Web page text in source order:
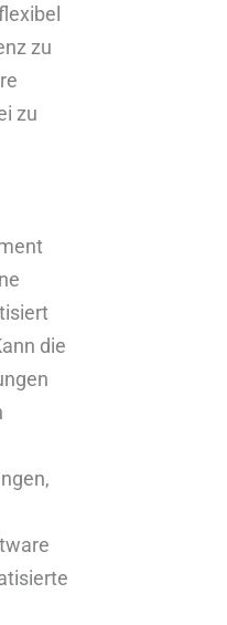
zu
zu
die